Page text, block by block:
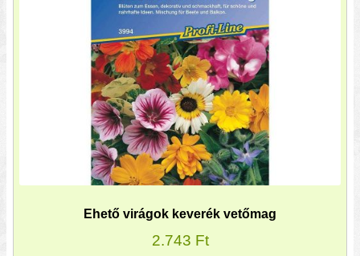
Ehető virágok keverék vetőmag
2.743 Ft